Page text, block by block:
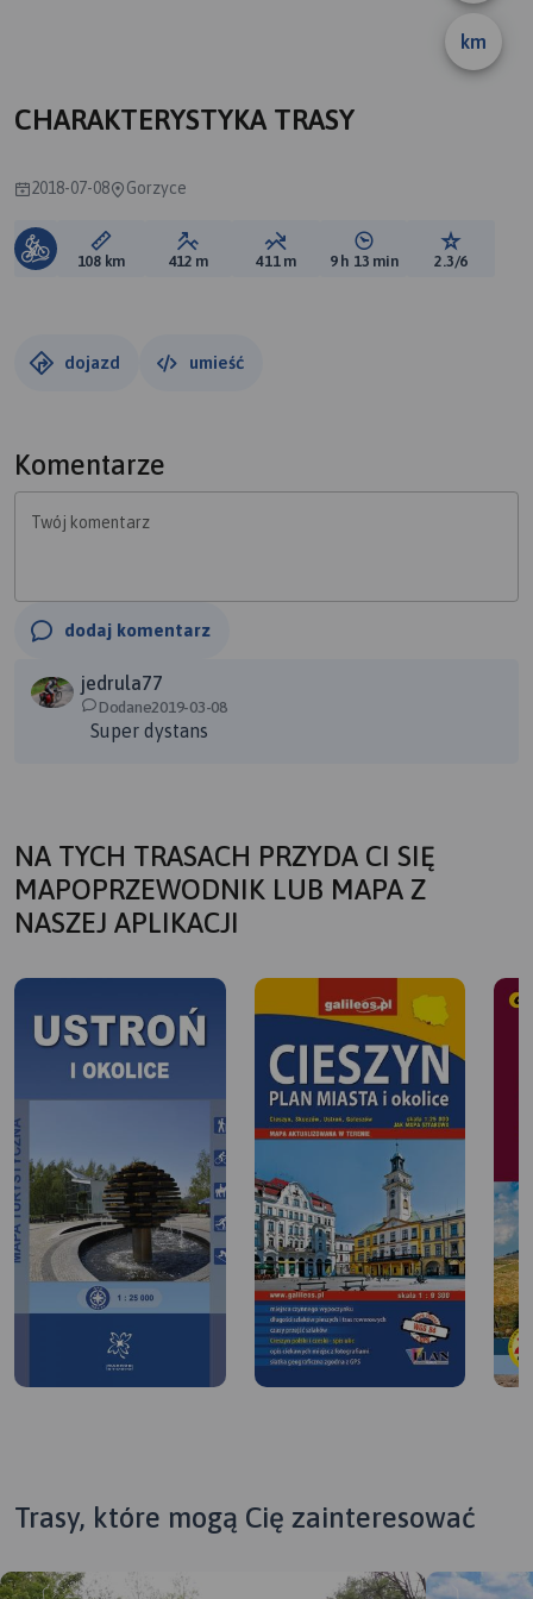
km
CHARAKTERYSTYKA TRASY
2018-07-08 Gorzyce
Długość trasy:
108 km Suma przewyższeń:
412 m Suma spadków:
411 m Średni czas potrzebny
9 h 13 min Ocena
2.3/6
dojazd umieść
Komentarze
Twój komentarz
dodaj komentarz
jedrula77
Dodane2019-03-08
Super dystans
NA TYCH TRASACH PRZYDA CI SIĘ
MAPOPRZEWODNIK LUB MAPA Z
NASZEJ APLIKACJI
Trasy, które mogą Cię zainteresować